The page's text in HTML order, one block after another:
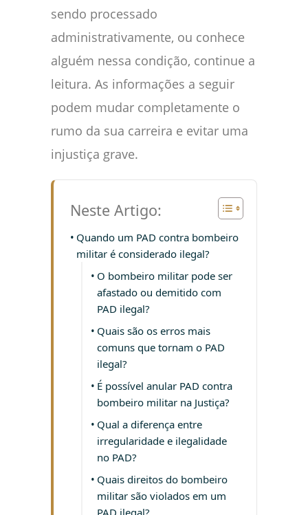
sendo processado
administrativamente, ou conhece
alguém nessa condição, continue a
leitura. As informações a seguir
podem mudar completamente o
rumo da sua carreira e evitar uma
injustiça grave.
Neste Artigo:
Quando um PAD contra bombeiro
militar é considerado ilegal?
O bombeiro militar pode ser
afastado ou demitido com
PAD ilegal?
Quais são os erros mais
comuns que tornam o PAD
ilegal?
É possível anular PAD contra
bombeiro militar na Justiça?
Qual a diferença entre
irregularidade e ilegalidade
no PAD?
Quais direitos do bombeiro
militar são violados em um